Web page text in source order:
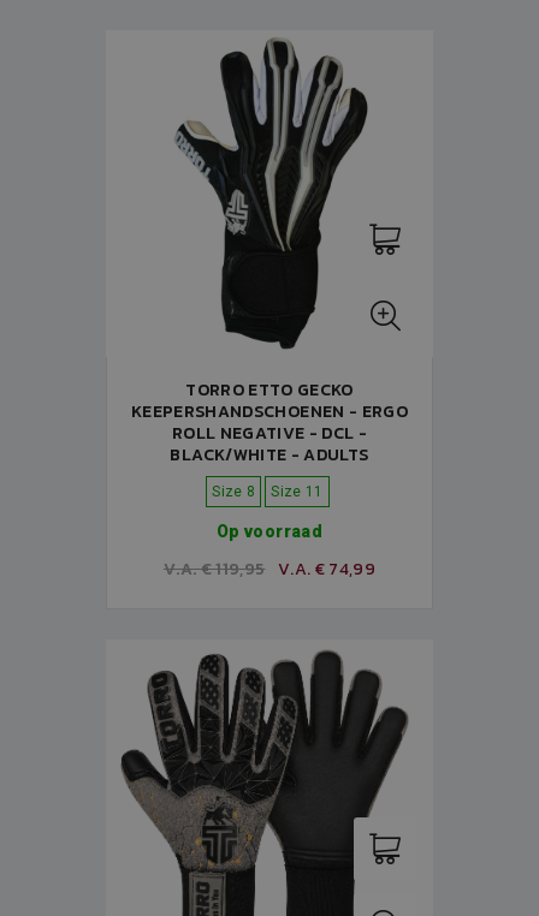
TORRO ETTO GECKO
KEEPERSHANDSCHOENEN - ERGO
ROLL NEGATIVE - DCL -
BLACK/WHITE - ADULTS
Size 8 Size 11
Op voorraad
V.A. € 119,95 V.A. € 74,99